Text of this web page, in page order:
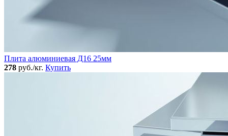
Плита алюминиевая Д16 25мм
278 руб./кг. Купить